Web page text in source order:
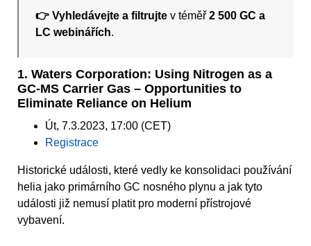
👉 Vyhledávejte a filtrujte v téměř2 500 GC a
LC webinářích.
1. Waters Corporation: Using Nitrogen as a
GC-MS Carrier Gas – Opportunities to
Eliminate Reliance on Helium
Út, 7.3.2023, 17:00 (CET)
Registrace
Historické události, které vedly ke konsolidaci používání
helia jako primárního GC nosného plynu a jak tyto
události již nemusí platit pro moderní přístrojové
vybavení.